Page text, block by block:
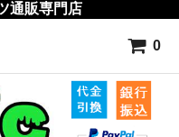
通販専門店
0